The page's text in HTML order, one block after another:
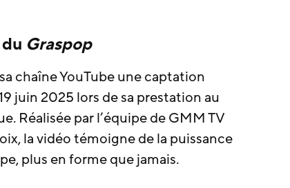
Graspop
chaîne YouTube une captation
juin 2025 lors de sa prestation au
Réalisée par l’équipe de GMM TV
la vidéo témoigne de la puissance
plus en forme que jamais.